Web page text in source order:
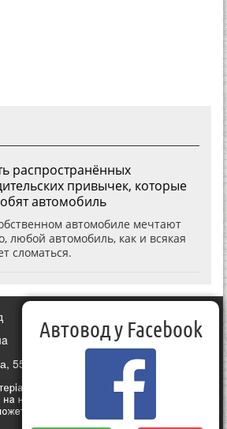
распространённых
привычек, которые
автомобиль
автомобиле мечтают
любой автомобиль, как и всякая
сломаться.
55, Київ, Україна
Автовод у Facebook